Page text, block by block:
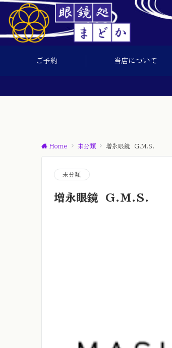
ご予約 当店について
Home 未分類 増永眼鏡 G.M.S.
未分類
増永眼鏡 G.M.S.